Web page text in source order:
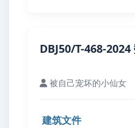
DBJ50/T-468-
被自己宠坏的小仙女
建筑文件